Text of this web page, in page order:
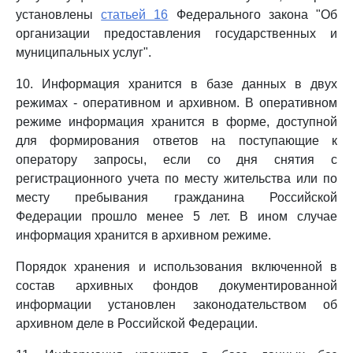
установленыстатьей 16 Федерального закона "Об
организации предоставления государственных и
муниципальных услуг".
10. Информация хранится в базе данных в двух
режимах - оперативном и архивном. В оперативном
режиме информация хранится в форме, доступной
для формирования ответов на поступающие к
оператору запросы, если со дня снятия с
регистрационного учета по месту жительства или по
месту пребывания гражданина Российской
Федерации прошло менее 5 лет. В ином случае
информация хранится в архивном режиме.
Порядок хранения и использования включенной в
состав архивных фондов документированной
информации установлен законодательством об
архивном деле в Российской Федерации.